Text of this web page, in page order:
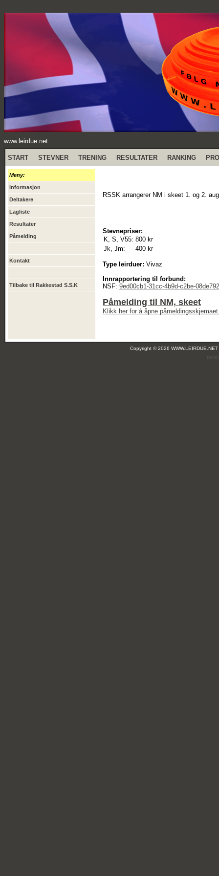
www.leirdue.net
START STEVNER TRENING RESULTATER RANKING
Meny:
Informasjon
Deltakere
Lagliste
Resultater
Påmelding
Kontakt
Tilbake til Rakkestad S.S.K
RSSK arrangerer NM i skeet 1. og 2.
Stevnepriser:
K, S, V55: 800 kr
Jk, Jm:
400 kr
Type leirduer: Vivaz
Innrapportering til forbund:
NSF: 9ed00cb1-31cc-4b9d-c2be-
Påmelding til NM, skeet
Klikk her for å åpne
Copyright © 2026